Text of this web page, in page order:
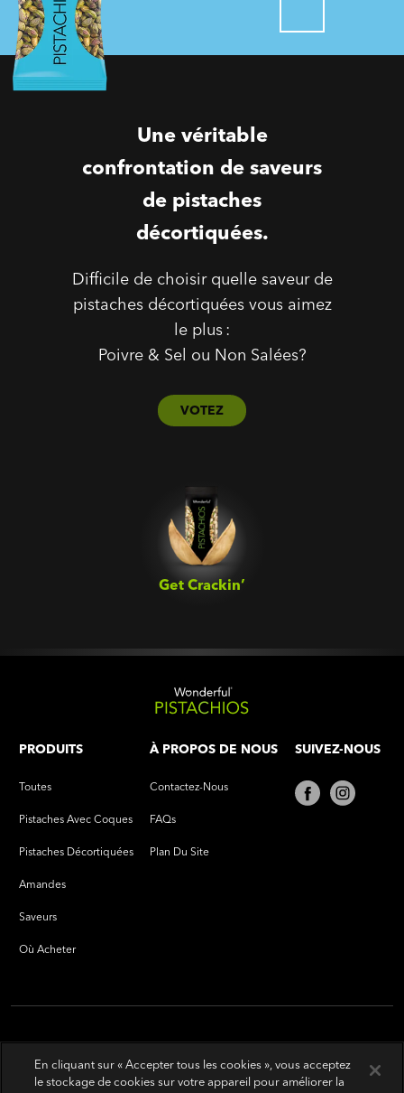
Une véritable
confrontation de saveurs
de pistaches
décortiquées.
Difficile de choisir quelle saveur de
pistaches décortiquées vous aimez
le plus :
Poivre & Sel ou Non Salées?
VOTEZ
Get Crackin’‎
PRODUITS
Toutes
Pistaches Avec Coques
Pistaches Décortiquées
Amandes
Saveurs
Où Acheter
À PROPOS DE NOUS
Contactez-Nous
FAQs
Plan Du Site
SUIVEZ-NOUS
En cliquant sur « Accepter tous les cookies », vous acceptez
le stockage de cookies sur votre appareil pour améliorer la